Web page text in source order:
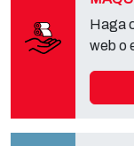
Haga
web o